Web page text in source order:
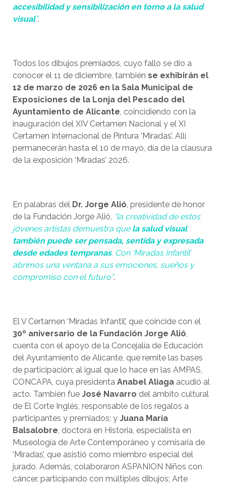
accesibilidad y sensibilización en torno a la salud
visual”.
Todos los dibujos premiados, cuyo fallo se dio a
conocer el 11 de diciembre, también se exhibirán el
12 de marzo de 2026 en la Sala Municipal de
Exposiciones de la Lonja del Pescado del
Ayuntamiento de Alicante , coincidiendo con la
inauguración del XIV Certamen Nacional y el XI
Certamen Internacional de Pintura ‘Miradas’. Allí
permanecerán hasta el 10 de mayo, día de la clausura
de la exposición ‘Miradas’ 2026.
En palabras del Dr. Jorge Alió , presidente de honor
de la Fundación Jorge Alió, “la creatividad de estos
jóvenes artistas demuestra que la salud visual
también puede ser pensada, sentida y expresada
desde edades tempranas. Con ‘Miradas Infantil’
abrimos una ventana a sus emociones, sueños y
compromiso con el futuro”.
El V Certamen ‘Miradas Infantil’, que coincide con el
30º aniversario de la Fundación Jorge Alió
cuenta con el apoyo de la Concejalía de Educación
del Ayuntamiento de Alicante, que remite las bases
de participación; al igual que lo hace en las AMPAS,
CONCAPA, cuya presidenta Anabel Aliaga acudió al
acto. También fue José Navarro del ámbito cultural
de El Corte Inglés, responsable de los regalos a
participantes y premiados; y Juana María
Balsalobre , doctora en Historia, especialista en
Museología de Arte Contemporáneo y comisaria de
‘Miradas’, que asistió como miembro especial del
jurado. Además, colaboraron ASPANION Niños con
cáncer, participando con múltiples dibujos; Arte